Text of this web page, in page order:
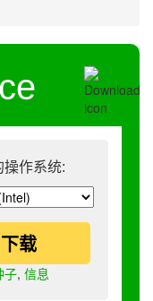
操作系统:
下载
子, 信息